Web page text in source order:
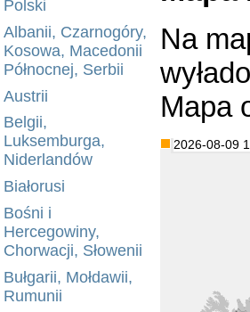
Polski
Albanii, Czarnogóry,
Kosowa, Macedonii
Północnej, Serbii
Austrii
Belgii,
Luksemburga,
Niderlandów
Białorusi
Bośni i
Hercegowiny,
Chorwacji, Słowenii
Bułgarii, Mołdawii,
Rumunii
Na
Mapa
2026-08-09